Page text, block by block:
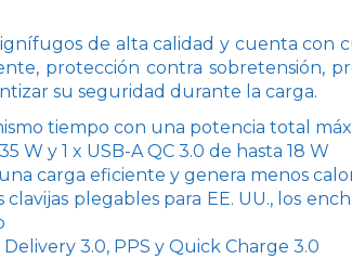
de alta calidad y cuenta con
protección contra sobretensión,
su seguridad durante la carga.
tiempo con una potencia total
W y 1 x USB-A QC 3.0 de hasta 18 W
carga eficiente y genera menos
plegables para EE. UU., los
3.0, PPS y Quick Charge 3.0